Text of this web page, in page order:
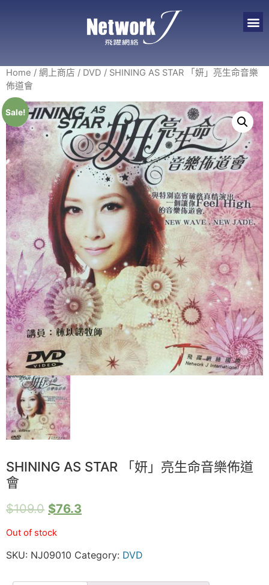
Home / 網上商店 / DVD / SHINING AS STAR 「妍」亮生命音樂
佈道會
Sale!
SHINING AS STAR 「妍」亮生命音樂佈道
會
$109.0 $76.3
Out of stock
SKU: NJ09010 Category: DVD